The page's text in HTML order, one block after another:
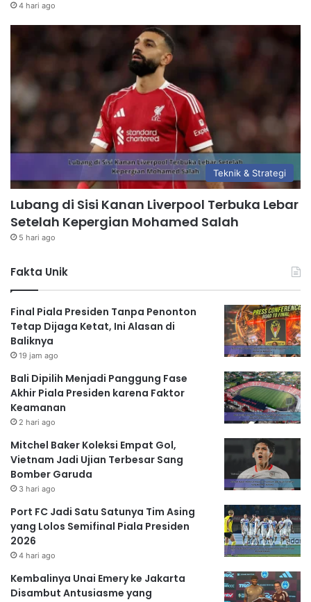
4 hari ago
Teknik & Strategi
Lubang di Sisi Kanan Liverpool Terbuka Lebar
Setelah Kepergian Mohamed Salah
5 hari ago
Fakta Unik
Final Piala Presiden Tanpa Penonton
Tetap Dijaga Ketat, Ini Alasan di
Baliknya
19 jam ago
Bali Dipilih Menjadi Panggung Fase
Akhir Piala Presiden karena Faktor
Keamanan
2 hari ago
Mitchel Baker Koleksi Empat Gol,
Vietnam Jadi Ujian Terbesar Sang
Bomber Garuda
3 hari ago
Port FC Jadi Satu Satunya Tim Asing
yang Lolos Semifinal Piala Presiden
2026
4 hari ago
Kembalinya Unai Emery ke Jakarta
Disambut Antusiasme yang